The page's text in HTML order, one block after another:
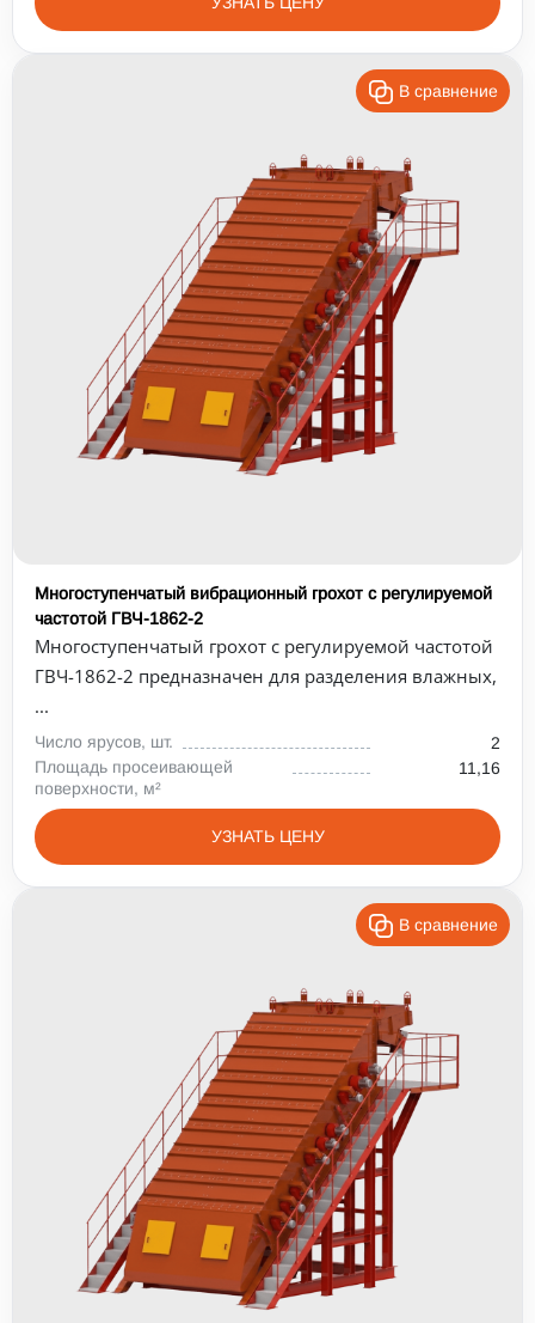
В сравнение
Многоступенчатый вибрационный грохот с регулируемой
частотой ГВЧ-1862-2
Многоступенчатый грохот с регулируемой частотой
ГВЧ-1862-2 предназначен для разделения влажных,
...
Число ярусов, шт.
2
Площадь просеивающей
поверхности, м²
11,16
УЗНАТЬ ЦЕНУ
В сравнение